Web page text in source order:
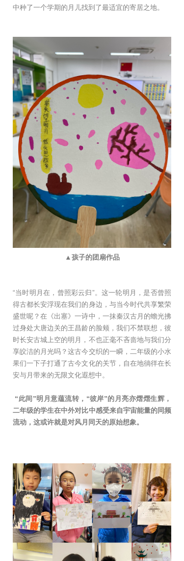
中种了一个学期的月儿找到了最适宜的寄居之地。
▲孩子的团扇作品
“当时明月在，曾照彩云归”。这一轮明月，是否曾照
得古都长安浮现在我们的身边，与当今时代共享繁荣
盛世呢？在《出塞》一诗中，一抹秦汉古月的蟾光拂
过身处大唐边关的王昌龄的脸颊，我们不禁联想，彼
时长安古城上空的明月，不也正毫不吝啬地与我们分
享皎洁的月光吗？这古今交织的一瞬，二年级的小水
果们一下子打通了古今文化的关节，自在地徜徉在长
安与月带来的无限文化遐想中。
“此间”明月意蕴流转，“彼岸”的月亮亦熠熠生辉，
二年级的学生在中外对比中感受来自宇宙能量的同频
流动，这或许就是对风月同天的原始想象。